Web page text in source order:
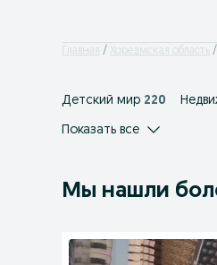
Главная Хорезмская область
Детский мир 220
Показать все
Мы нашли